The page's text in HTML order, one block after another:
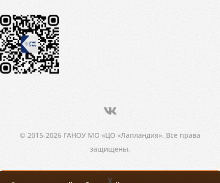
© 2015-2026 ГАНОУ МО «ЦО «Лапландия». Все права
защищены.